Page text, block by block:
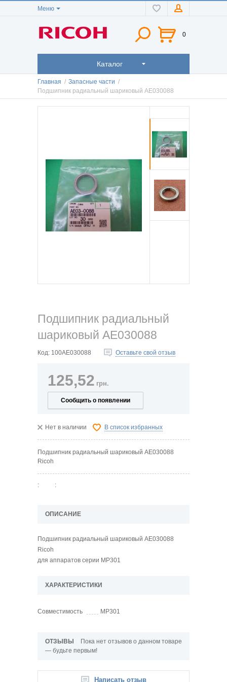
Меню
0
Каталог
Главная / Запасные части /
Подшипник радиальный шариковый AE030088
Подшипник радиальный
шариковый AE030088
Код: 100AE030088 Оставьте свой отзыв
125,52 грн.
Сообщить о появлении
Нет в наличии В список избранных
Подшипник радиальный шариковый AE030088
Ricoh
: :
ОПИСАНИЕ
Подшипник радиальный шариковый AE030088
Ricoh
для аппаратов серии MP301
ХАРАКТЕРИСТИКИ
Совместимость MP301
ОТЗЫВЫ
Пока нет отзывов о данном товаре
— будьте первым!
Написать отзыв